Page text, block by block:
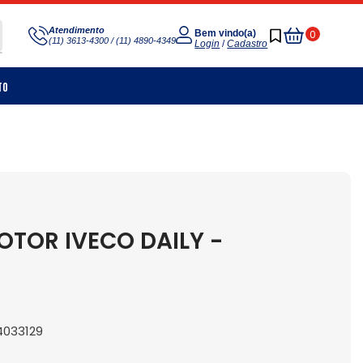
Atendimento
(11) 3613-4300 / (11) 4890-4349
Bem vindo(a)
Login /Cadastro
0
Meu
Carrinho
IVECO DAILY -